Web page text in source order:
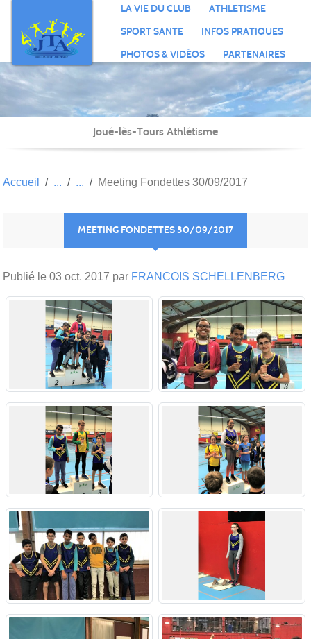
LA VIE DU CLUB
ATHLETISME
SPORT SANTE
INFOS PRATIQUES
PHOTOS & VIDÉOS
PARTENAIRES
Joué-lès-Tours Athlétisme
Accueil Meeting Fondettes 30/09/2017
MEETING FONDETTES 30/09/2017
Publié le 03 oct. 2017 par FRANCOIS SCHELLENBERG
Panneau de gestion des cookies